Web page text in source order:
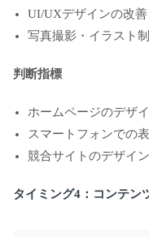
UI/UXデザインの改善
写真撮影・イラスト
判断指標
ホームページのデザ
スマートフォンでの
競合サイトのデザイ
タイミング4：コンテン